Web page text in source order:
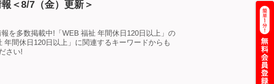
＜8/7（金）更新＞
を多数掲載中!「WEB 福祉 年間休日120日以上」の
間休日120日以上」に関連するキーワードからも
さい!